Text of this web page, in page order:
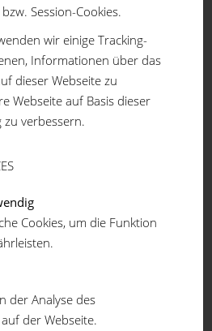
herunterladen
viele Lösungen
Session-Cookies.
wir einige Tracking-
Informationen über das
dieser Webseite zu
Webseite auf Basis dieser
verbessern.
Cookies, um die Funktion
der Analyse des
der Webseite.